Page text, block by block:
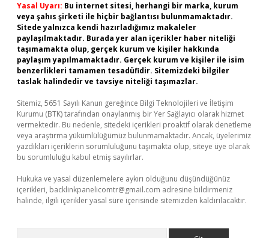
Yasal Uyarı: Bu internet sitesi, herhangi bir marka, kurum
veya şahıs şirketi ile hiçbir bağlantısı bulunmamaktadır.
Sitede yalnızca kendi hazırladığımız makaleler
paylaşılmaktadır. Burada yer alan içerikler haber niteliği
taşımamakta olup, gerçek kurum ve kişiler hakkında
paylaşım yapılmamaktadır. Gerçek kurum ve kişiler ile isim
benzerlikleri tamamen tesadüfidir. Sitemizdeki bilgiler
taslak halindedir ve tavsiye niteliği taşımazlar.
Sitemiz, 5651 Sayılı Kanun gereğince Bilgi Teknolojileri ve İletişim
Kurumu (BTK) tarafından onaylanmış bir Yer Sağlayıcı olarak hizmet
vermektedir. Bu nedenle, sitedeki içerikleri proaktif olarak denetleme
veya araştırma yükümlülüğümüz bulunmamaktadır. Ancak, üyelerimiz
yazdıkları içeriklerin sorumluluğunu taşımakta olup, siteye üye olarak
bu sorumluluğu kabul etmiş sayılırlar.
Hukuka ve yasal düzenlemelere aykırı olduğunu düşündüğünüz
içerikleri, backlinkpanelicomtr@gmail.com adresine bildirmeniz
halinde, ilgili içerikler yasal süre içerisinde sitemizden kaldırılacaktır.